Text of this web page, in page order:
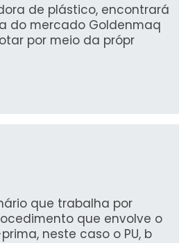
de plástico, encontrará
do mercado Goldenmaq
por meio da própr
que trabalha por
que envolve o
neste caso o PU, b